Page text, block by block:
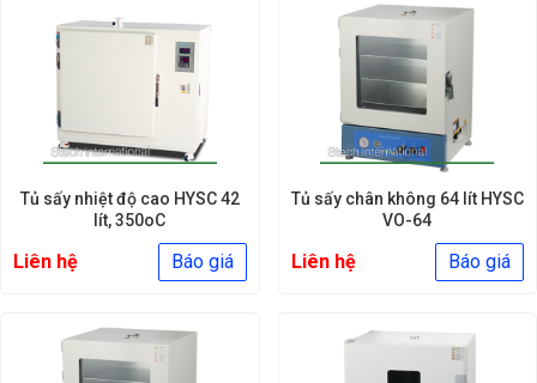
Tủ sấy nhiệt độ cao HYSC 42
lít, 350oC
Liên hệ Báo giá
Tủ sấy chân không 64 lít HYSC
VO-64
Liên hệ Báo giá